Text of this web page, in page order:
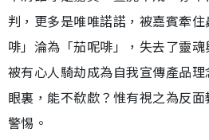
判，更多是唯唯諾諾，被嘉賓牽
啡」淪為「茄呢啡」，失去了靈
被有心人騎劫成為自我宣傳產品
眼裏，能不欷歔？惟有視之為反
警惕。